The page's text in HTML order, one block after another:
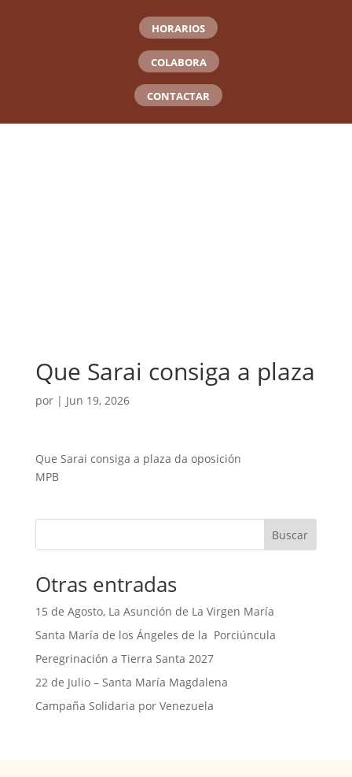
HORARIOS
COLABORA
CONTACTAR
Que Sarai consiga a plaza
por | Jun 19, 2026
Que Sarai consiga a plaza da oposición
MPB
Buscar
Otras entradas
15 de Agosto, La Asunción de La Virgen María
Santa María de los Ángeles de la Porciúncula
Peregrinación a Tierra Santa 2027
22 de Julio – Santa María Magdalena
Campaña Solidaria por Venezuela